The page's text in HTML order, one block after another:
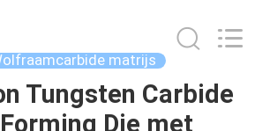
matrijs
Tungsten Carbide
Die met